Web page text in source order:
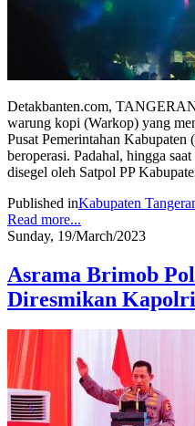
Detakbanten.com,
warung kopi (Warkop) yang
Pusat Pemerintahan Kabupaten
beroperasi. Padahal, hingga
disegel oleh Satpol PP
Published inKabupaten
Read more...
Sunday, 19/March/2023
Asrama Brimob
Diresmikan Kapolri